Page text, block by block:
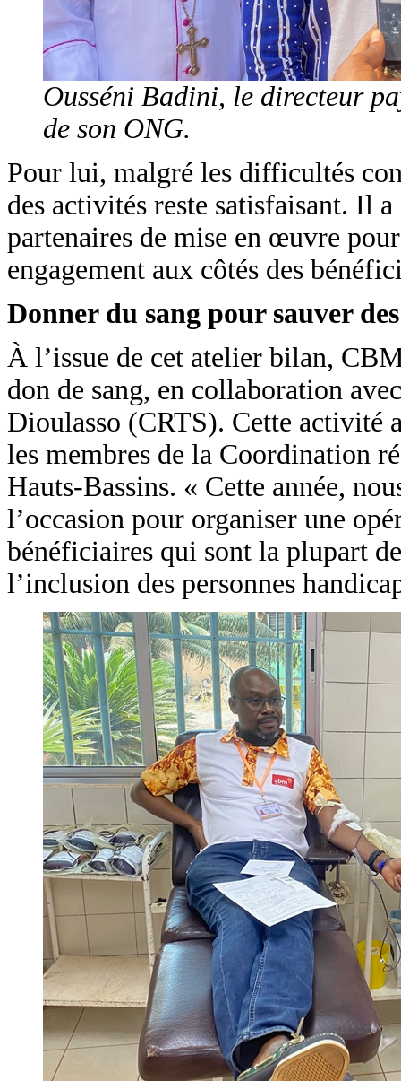
Ousséni Badini, le directeur
de son ONG.
Pour lui, malgré les difficultés
des activités reste satisfaisant. Il
partenaires de mise en œuvre
engagement aux côtés des
Donner du sang pour sauver
À l’issue de cet atelier bilan,
don de sang, en collaboration
Dioulasso (CRTS). Cette activité
les membres de la Coordination
Hauts-Bassins. « Cette année,
l’occasion pour organiser une
bénéficiaires qui sont la plupart
l’inclusion des personnes